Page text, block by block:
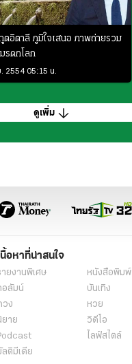
ตอิตาลี ภูมิใจเสนอ ภาพถ่ายรวม
รดกโลก
. 2554 05:15 น.
ดูเพิ่ม
นื้อหาที่น่าสนใจ
ายงานพิเศษ
หนังสือพิมพ์
อลัมน์
บันเทิง
วง
หวย
ยาย
วิดีโอ
ไลฟ์สไตล์
ลติมีเดีย